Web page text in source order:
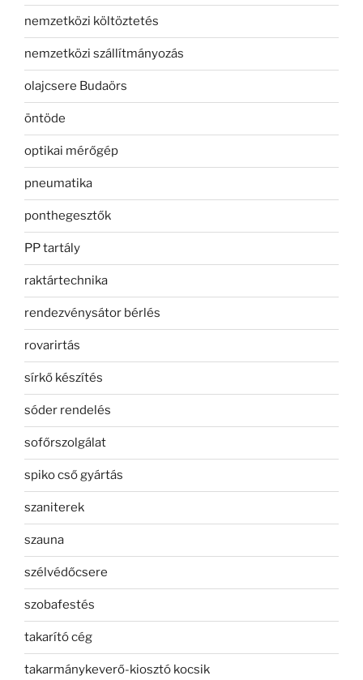
nemzetközi költöztetés
nemzetközi szállítmányozás
olajcsere Budaörs
öntöde
optikai mérőgép
pneumatika
ponthegesztők
PP tartály
raktártechnika
rendezvénysátor bérlés
rovarirtás
sírkő készítés
sóder rendelés
sofőrszolgálat
spiko cső gyártás
szaniterek
szauna
szélvédőcsere
szobafestés
takarító cég
takarmánykeverő-kiosztó kocsik